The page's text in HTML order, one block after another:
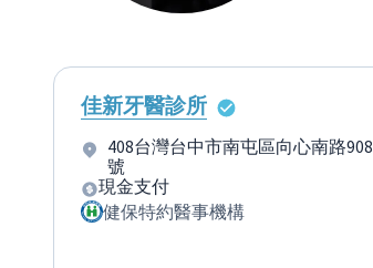
佳新牙醫診所
408台灣台中市南屯區向心南路908
號
現金支付
健保特約醫事機構